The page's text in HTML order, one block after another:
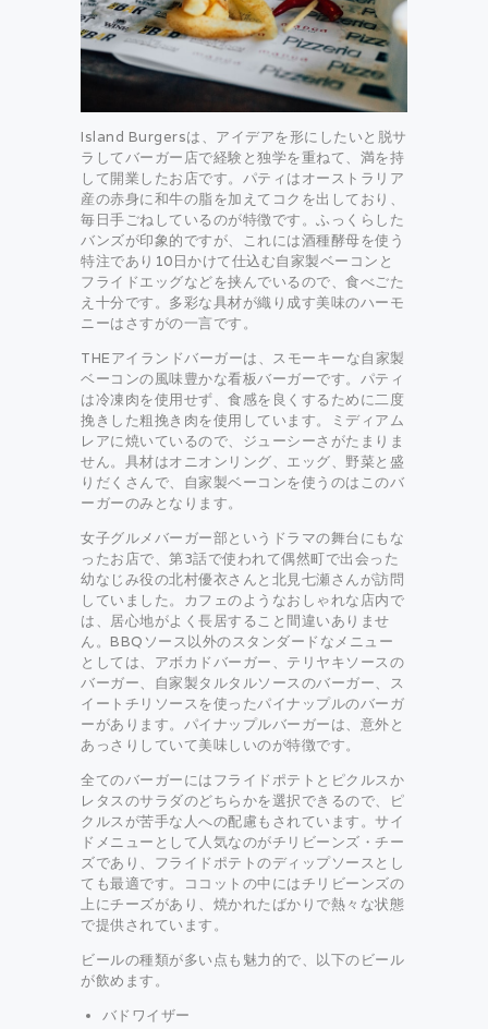
Island Burgersは、アイデアを形にしたいと脱サ
ラしてバーガー店で経験と独学を重ねて、満を持
して開業したお店です。パティはオーストラリア
産の赤身に和牛の脂を加えてコクを出しており、
毎日手ごねしているのが特徴です。ふっくらした
バンズが印象的ですが、これには酒種酵母を使う
特注であり10日かけて仕込む自家製ベーコンと
フライドエッグなどを挟んでいるので、食べごた
え十分です。多彩な具材が織り成す美味のハーモ
ニーはさすがの一言です。
THEアイランドバーガーは、スモーキーな自家製
ベーコンの風味豊かな看板バーガーです。パティ
は冷凍肉を使用せず、食感を良くするために二度
挽きした粗挽き肉を使用しています。ミディアム
レアに焼いているので、ジューシーさがたまりま
せん。具材はオニオンリング、エッグ、野菜と盛
りだくさんで、自家製ベーコンを使うのはこのバ
ーガーのみとなります。
女子グルメバーガー部というドラマの舞台にもな
ったお店で、第3話で使われて偶然町で出会った
幼なじみ役の北村優衣さんと北見七瀬さんが訪問
していました。カフェのようなおしゃれな店内で
は、居心地がよく長居すること間違いありませ
ん。BBQソース以外のスタンダードなメニュー
としては、アボカドバーガー、テリヤキソースの
バーガー、自家製タルタルソースのバーガー、ス
イートチリソースを使ったパイナップルのバーガ
ーがあります。パイナップルバーガーは、意外と
あっさりしていて美味しいのが特徴です。
全てのバーガーにはフライドポテトとピクルスか
レタスのサラダのどちらかを選択できるので、ピ
クルスが苦手な人への配慮もされています。サイ
ドメニューとして人気なのがチリビーンズ・チー
ズであり、フライドポテトのディップソースとし
ても最適です。ココットの中にはチリビーンズの
上にチーズがあり、焼かれたばかりで熱々な状態
で提供されています。
ビールの種類が多い点も魅力的で、以下のビール
が飲めます。
バドワイザー